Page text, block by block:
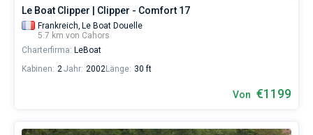
Le Boat Clipper | Clipper - Comfort 17
Frankreich, Le Boat Douelle
5.7 km von Cahors
Charterfirma: LeBoat
Kabinen: 2Jahr: 2002Länge: 30 ft
Von €1199